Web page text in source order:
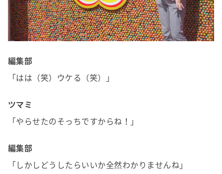
編集部
「はは（笑）ウケる（笑）」
ツマミ
「やらせたのそっちですからね！」
編集部
「しかしどうしたらいいか全然わかりませんね」